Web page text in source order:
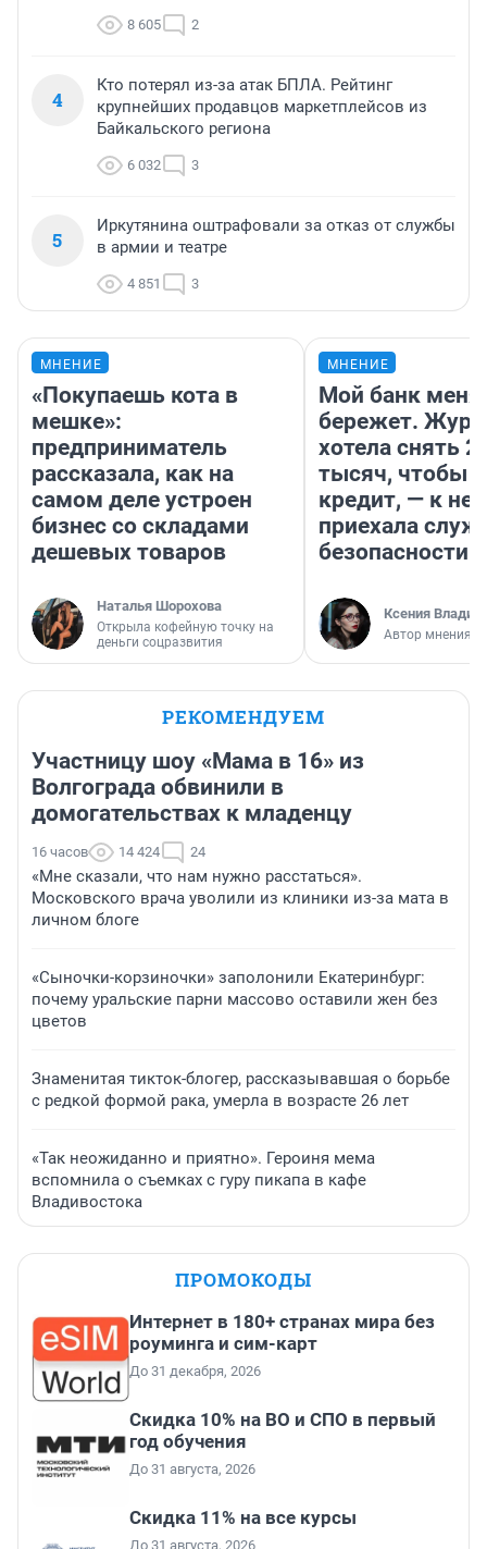
8 605 2
4
Кто потерял из-за атак БПЛА. Рейтинг
крупнейших продавцов маркетплейсов из
Байкальского региона
6 032 3
5
Иркутянина оштрафовали за отказ от службы
в армии и театре
4 851 3
МНЕНИЕ
«Покупаешь кота в
мешке»:
предприниматель
рассказала, как на
самом деле устроен
бизнес со складами
дешевых товаров
Наталья Шорохова
Открыла кофейную точку на
деньги соцразвития
МНЕНИЕ
Мой банк меня
бережет.
хотела снять
тысяч, чтобы
кредит, — к
приехала
безопасности
Ксения
Автор мнения
РЕКОМЕНДУЕМ
Участницу шоу «Мама в 16» из
Волгограда обвинили в
домогательствах к младенцу
16 часов 14 424 24
«Мне сказали, что нам нужно расстаться».
Московского врача уволили из клиники из-за мата в
личном блоге
«Сыночки-корзиночки» заполонили Екатеринбург:
почему уральские парни массово оставили жен без
цветов
Знаменитая тикток-блогер, рассказывавшая о борьбе
с редкой формой рака, умерла в возрасте 26 лет
«Так неожиданно и приятно». Героиня мема
вспомнила о съемках с гуру пикапа в кафе
Владивостока
ПРОМОКОДЫ
Интернет в 180+ странах мира без
роуминга и сим-карт
До 31 декабря, 2026
Скидка 10% на ВО и СПО в первый
год обучения
До 31 августа, 2026
Скидка 11% на все курсы
До 31 августа, 2026